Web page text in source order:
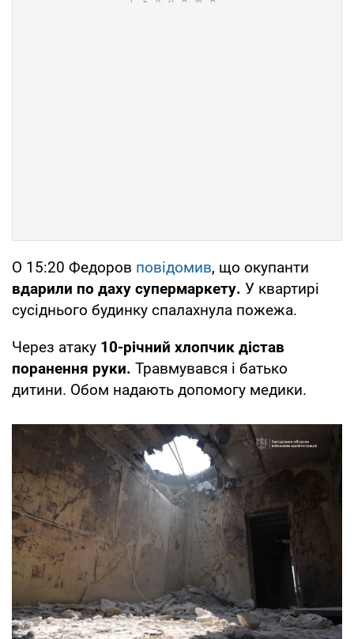
О 15:20 Федоров повідомив, що окупанти
вдарили по даху супермаркету. У квартирі
сусіднього будинку спалахнула пожежа.
Через атаку 10-річний хлопчик дістав
поранення руки. Травмувався і батько
дитини. Обом надають допомогу медики.